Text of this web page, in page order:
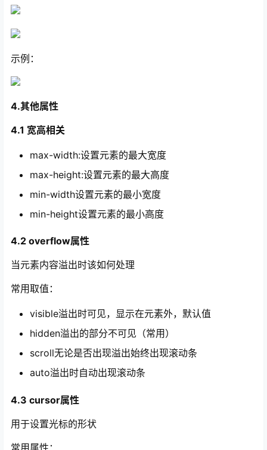
示例：
4.其他属性
4.1 宽高相关
max-width:设置元素的最大宽度
max-height:设置元素的最大高度
min-width设置元素的最小宽度
min-height设置元素的最小高度
4.2 overflow属性
当元素内容溢出时该如何处理
常用取值：
visible溢出时可见，显示在元素外，默认值
hidden溢出的部分不可见（常用）
scroll无论是否出现溢出始终出现滚动条
auto溢出时自动出现滚动条
4.3 cursor属性
用于设置光标的形状
常用属性：